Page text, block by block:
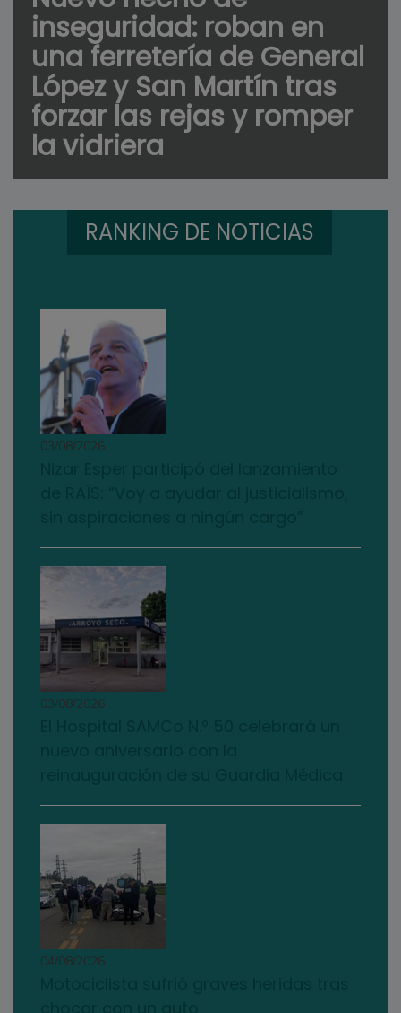
inseguridad: roban en
una ferretería de General
López y San Martín tras
forzar las rejas y romper
la vidriera
RANKING DE NOTICIAS
03/08/2026
03/08/2026
04/08/2026